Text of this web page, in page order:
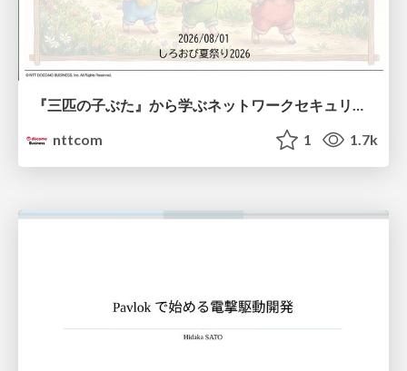
『三匹の子ぶた』から学ぶネットワークセキュリティの昔と今 / Network Security: Then and Now Through the Lens of The Three Little Pigs
nttcom
1 1.7k